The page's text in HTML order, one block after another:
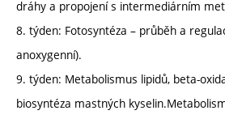
dráhy a propojení s intermediárním
8. týden: Fotosyntéza – průběh a
anoxygenní).
9. týden: Metabolismus lipidů, beta-
biosyntéza mastných